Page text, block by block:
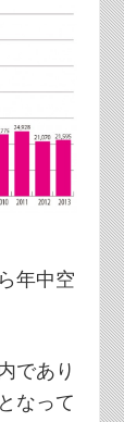
年中空
であり
なって